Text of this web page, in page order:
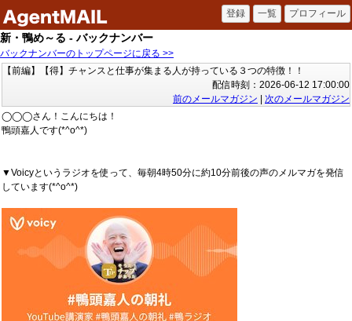
新・鴨め～る - バックナンバー
バックナンバーのトップページに戻る >>
【前編】【得】チャンスと仕事が集まる人が持っている３つの特徴！！
配信時刻：2026-06-12 17:00:00
前のメールマガジン
次のメールマガジン
◯◯◯さん！こんにちは！
鴨頭嘉人です(*^o^*)
▼Voicyというラジオを使って、毎朝4時50分に約10分前後の声のメルマガを発信
しています(*^o^*)